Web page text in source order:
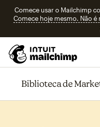
Comece usar o Mailchimp
Comece hoje mesmo. Não
Biblioteca de